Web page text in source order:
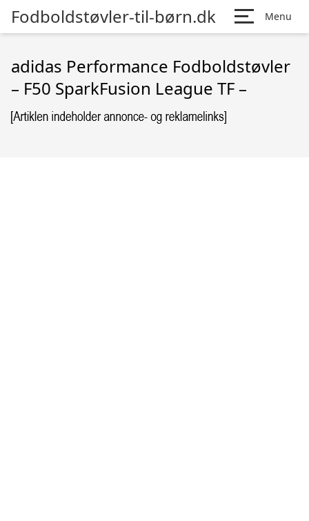
Fodboldstøvler-til-børn.dk Menu
adidas Performance Fodboldstøvler
– F50 SparkFusion League TF –